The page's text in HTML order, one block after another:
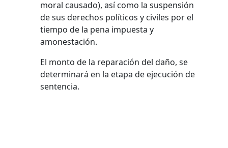
moral causado), así como la suspensión
de sus derechos políticos y civiles por el
tiempo de la pena impuesta y
amonestación.
El monto de la reparación del daño, se
determinará en la etapa de ejecución de
sentencia.